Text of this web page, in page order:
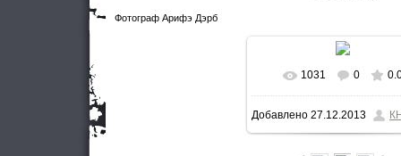
Фотограф Арифэ Дэрб
В реальном
800x533/ 66.6Kb
1031 0
Добавлено 27.12.2013